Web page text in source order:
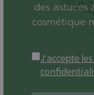
des astuces
cosmétique
J'accepte